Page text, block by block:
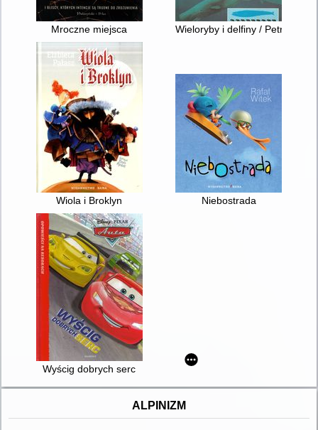
Mroczne miejsca Wieloryby i delfiny / Petra
Wiola i Broklyn Niebostrada
Wyścig dobrych serc
ALPINIZM